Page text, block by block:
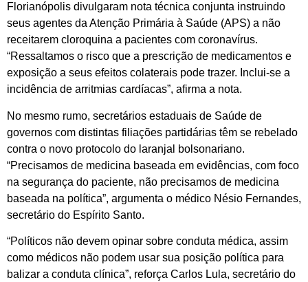
Florianópolis divulgaram nota técnica conjunta instruindo
seus agentes da Atenção Primária à Saúde (APS) a não
receitarem cloroquina a pacientes com coronavírus.
“Ressaltamos o risco que a prescrição de medicamentos e
exposição a seus efeitos colaterais pode trazer. Inclui-se a
incidência de arritmias cardíacas”, afirma a nota.
No mesmo rumo, secretários estaduais de Saúde de
governos com distintas filiações partidárias têm se rebelado
contra o novo protocolo do laranjal bolsonariano.
“Precisamos de medicina baseada em evidências, com foco
na segurança do paciente, não precisamos de medicina
baseada na política”, argumenta o médico Nésio Fernandes,
secretário do Espírito Santo.
“Políticos não devem opinar sobre conduta médica, assim
como médicos não podem usar sua posição política para
balizar a conduta clínica”, reforça Carlos Lula, secretário do